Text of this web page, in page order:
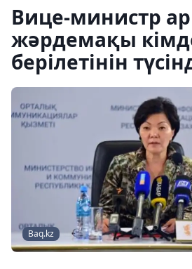
Вице-министр
жәрдемақы
берілетінін
Baq.kz